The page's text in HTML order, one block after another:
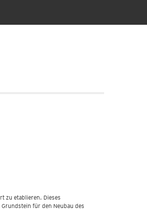
zu etablieren. Dieses
für den Neubau des